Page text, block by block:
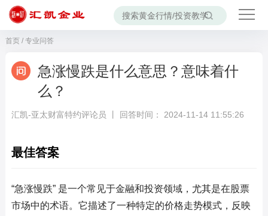
首页/ 专业问答
急涨慢跌是什么意思？意味着什
么？
汇凯-亚太财富特约评论员 丨 回答时间： 2024-11-14 11:55:26
最佳答案
“急涨慢跌” 是一个常见于金融和投资领域，尤其是在股票
市场中的术语。它描述了一种特定的价格走势模式，反映